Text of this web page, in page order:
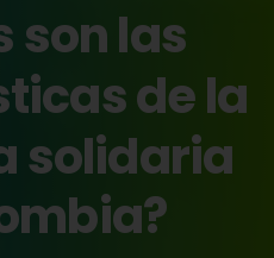
sonlas
dela
solidaria